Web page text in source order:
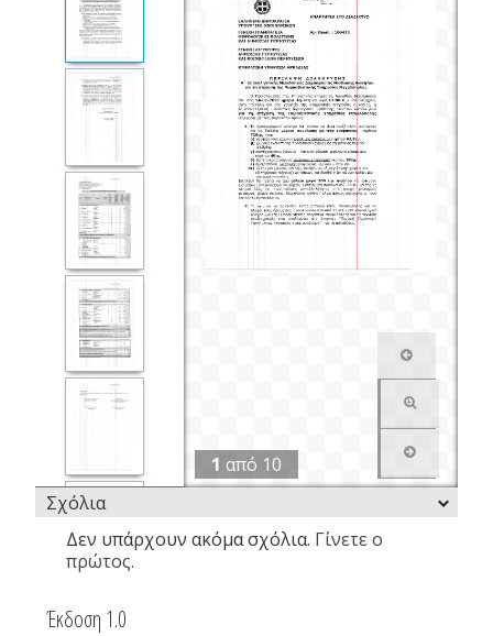
1 από 10
Σχόλια
Δεν υπάρχουν ακόμα σχόλια. Γίνετε ο
πρώτος.
Έκδοση 1.0